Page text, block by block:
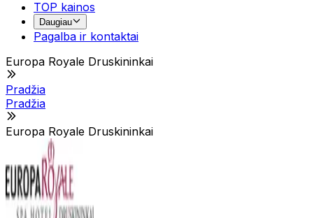
TOP kainos
Daugiau
Pagalba ir kontaktai
Europa Royale Druskininkai
Pradžia
Pradžia
Europa Royale Druskininkai